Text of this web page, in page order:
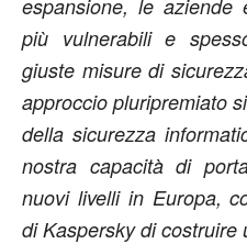
espansione, le
più vulnerabili e
giuste misure di
approccio pluripremiato
della sicurezza
nostra capacità di
nuovi livelli in Europa,
di Kaspersky di costruire